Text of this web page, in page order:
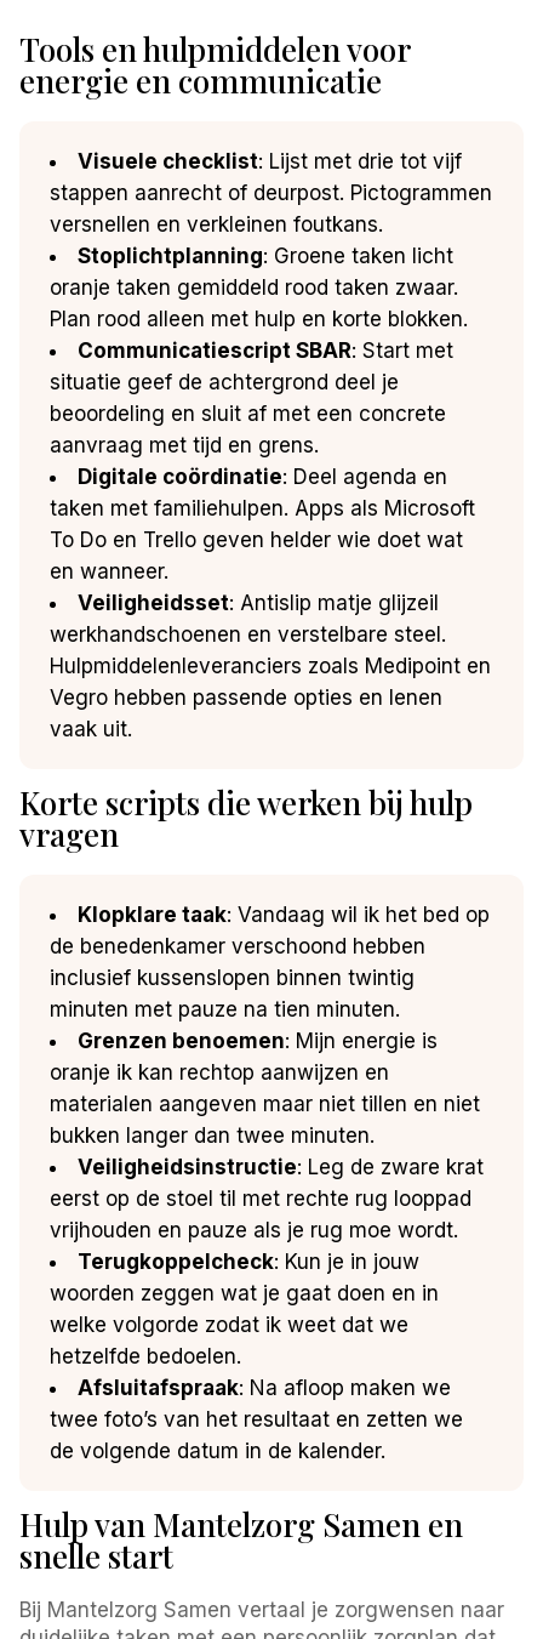
Tools en hulpmiddelen voor
energie en communicatie
Visuele checklist: Lijst met drie tot vijf
stappen aanrecht of deurpost. Pictogrammen
versnellen en verkleinen foutkans.
Stoplichtplanning: Groene taken licht
oranje taken gemiddeld rood taken zwaar.
Plan rood alleen met hulp en korte blokken.
Communicatiescript SBAR: Start met
situatie geef de achtergrond deel je
beoordeling en sluit af met een concrete
aanvraag met tijd en grens.
Digitale coördinatie: Deel agenda en
taken met familiehulpen. Apps als Microsoft
To Do en Trello geven helder wie doet wat
en wanneer.
Veiligheidsset: Antislip matje glijzeil
werkhandschoenen en verstelbare steel.
Hulpmiddelenleveranciers zoals Medipoint en
Vegro hebben passende opties en lenen
vaak uit.
Korte scripts die werken bij hulp
vragen
Klopklare taak: Vandaag wil ik het bed op
de benedenkamer verschoond hebben
inclusief kussenslopen binnen twintig
minuten met pauze na tien minuten.
Grenzen benoemen: Mijn energie is
oranje ik kan rechtop aanwijzen en
materialen aangeven maar niet tillen en niet
bukken langer dan twee minuten.
Veiligheidsinstructie: Leg de zware krat
eerst op de stoel til met rechte rug looppad
vrijhouden en pauze als je rug moe wordt.
Terugkoppelcheck: Kun je in jouw
woorden zeggen wat je gaat doen en in
welke volgorde zodat ik weet dat we
hetzelfde bedoelen.
Afsluitafspraak: Na afloop maken we
twee foto’s van het resultaat en zetten we
de volgende datum in de kalender.
Hulp van Mantelzorg Samen en
snelle start
Bij Mantelzorg Samen vertaal je zorgwensen naar